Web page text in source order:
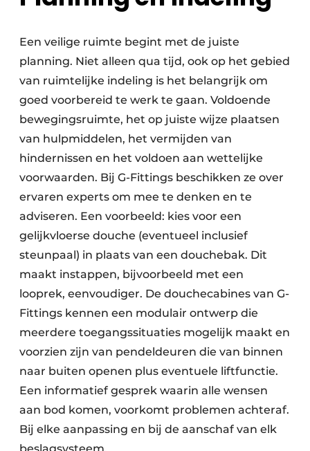
Een veilige ruimte begint met de juiste
planning. Niet alleen qua tijd, ook op het gebied
van ruimtelijke indeling is het belangrijk om
goed voorbereid te werk te gaan. Voldoende
bewegingsruimte, het op juiste wijze plaatsen
van hulpmiddelen, het vermijden van
hindernissen en het voldoen aan wettelijke
voorwaarden. Bij G-Fittings beschikken ze over
ervaren experts om mee te denken en te
adviseren. Een voorbeeld: kies voor een
gelijkvloerse douche (eventueel inclusief
steunpaal) in plaats van een douchebak. Dit
maakt instappen, bijvoorbeeld met een
looprek, eenvoudiger. De douchecabines van G-
Fittings kennen een modulair ontwerp die
meerdere toegangssituaties mogelijk maakt en
voorzien zijn van pendeldeuren die van binnen
naar buiten openen plus eventuele liftfunctie.
Een informatief gesprek waarin alle wensen
aan bod komen, voorkomt problemen achteraf.
Bij elke aanpassing en bij de aanschaf van elk